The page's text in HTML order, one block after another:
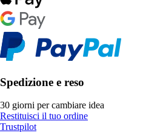
Spedizione e reso
30 giorni per cambiare idea
Restituisci il tuo ordine
Trustpilot